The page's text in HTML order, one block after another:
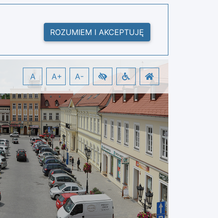
ROZUMIEM I AKCEPTUJĘ
A A+ A-